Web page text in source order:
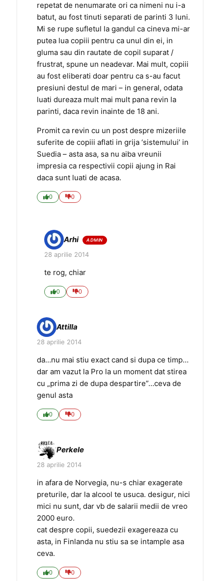
repetat de nenumarate ori ca nimeni nu i-a
batut, au fost tinuti separati de parinti 3 luni.
Mi se rupe sufletul la gandul ca cineva mi-ar
putea lua copiii pentru ca unul din ei, in
gluma sau din rautate de copil suparat /
frustrat, spune un neadevar. Mai mult, copiii
au fost eliberati doar pentru ca s-au facut
presiuni destul de mari – in general, odata
luati dureaza mult mai mult pana revin la
parinti, daca revin inainte de 18 ani.
Promit ca revin cu un post despre mizeriile
suferite de copiii aflati in grija ‘sistemului’ in
Suedia – asta asa, sa nu aiba vreunii
impresia ca respectivii copii ajung in Rai
daca sunt luati de acasa.
0 0
Arhi
28 aprilie 2014
te rog, chiar
0 0
Attilla
28 aprilie 2014
da…nu mai stiu exact cand si dupa ce timp…
dar am vazut la Pro la un moment dat stirea
cu „prima zi de dupa despartire”…ceva de
genul asta
0 0
Perkele
28 aprilie 2014
in afara de Norvegia, nu-s chiar exagerate
preturile, dar la alcool te usuca. desigur, nici
mici nu sunt, dar vb de salarii medii de vreo
2000 euro.
cat despre copii, suedezii exagereaza cu
asta, in Finlanda nu stiu sa se intample asa
ceva.
0 0